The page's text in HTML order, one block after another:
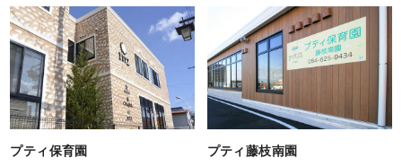
プティ保育園 プティ藤枝南園